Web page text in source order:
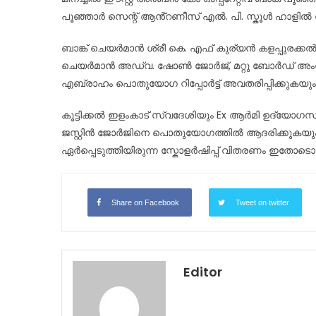
പൂഞ്ഞാർ സെന്റ്‌ ആൻ്റണീസ് എൽ. പി. സ്കൂൾ ഹാളിൽ
ബാങ്ക് ചെയർമാൻ ശ്രീ കെ. എഫ് കുര്യൻ
ചെയർമാൻ അഡ്വ. ഷോൺ ജോർജ്, മറ്റു ബോർഡ്
എബ്രാഹം പൊതുയോഗ റിപ്പോർട്ട്
കൂട്ടിക്കൽ ഇളംകാട് സ്വദേശിയും Ex ആർമി
ജസ്റ്റിൻ ജോർജിനെ പൊതുയോഗത്തിൽ ആദരിക്കുകയും,
ഏർപ്പെടുത്തിയിരുന്ന സ്കോളർഷിപ്പ് വിതരണം
Share on Facebook Tweet on twitter
Editor